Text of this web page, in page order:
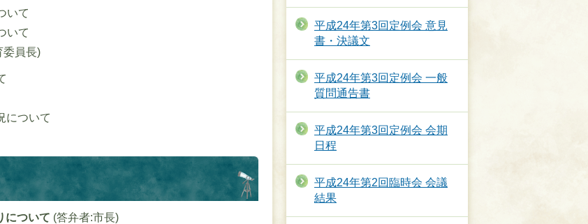
いて
いて
委員長)
について
について (答弁者:市長)
平成24年第3回定例会 意見
書・決議文
平成24年第3回定例会 一般
質問通告書
平成24年第3回定例会 会期
日程
平成24年第2回臨時会 会議
結果